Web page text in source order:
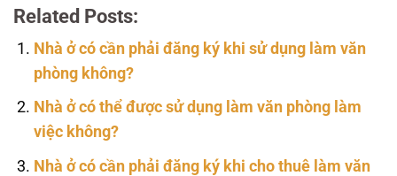
Related Posts:
Nhà ở có cần phải đăng ký khi sử dụng làm văn
phòng không?
Nhà ở có thể được sử dụng làm văn phòng làm
việc không?
Nhà ở có cần phải đăng ký khi cho thuê làm văn